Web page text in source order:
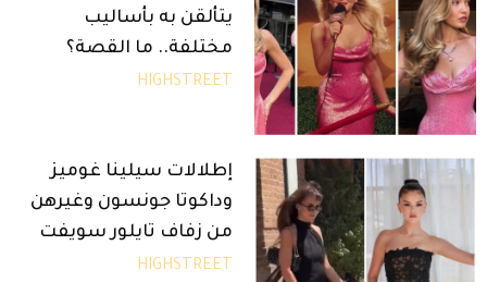
يتألقن به بأساليب
مختلفة.. ما القصة؟
HIGHSTREET
إطلالات سيلينا غوميز
وداكوتا جونسون وغيرهن
من زفاف تايلور سويفت
HIGHSTREET